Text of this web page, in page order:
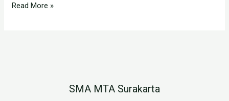
Read More »
SMA MTA Surakarta